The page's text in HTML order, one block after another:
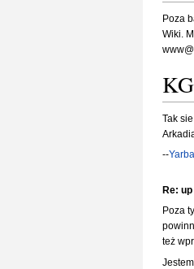
Poza
Wiki.
Tak
--
Re: up
Poza
też